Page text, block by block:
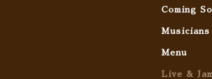
Coming
Musicians
Menu
Live &